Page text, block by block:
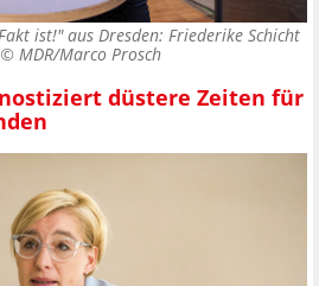
ist!" aus Dresden: Friederike Schicht
© MDR/Marco Prosch
düstere Zeiten für